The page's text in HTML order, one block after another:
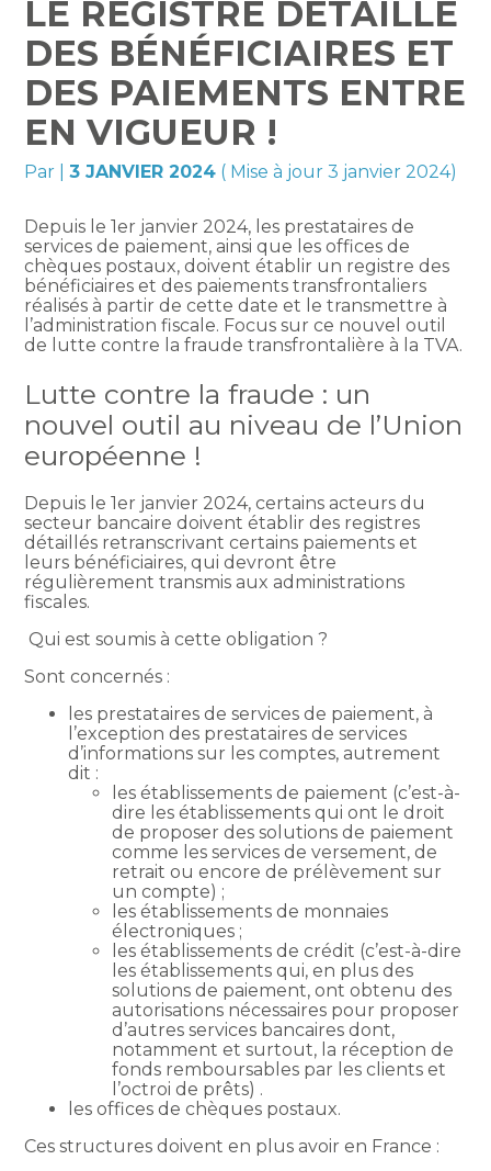
LE REGISTRE DÉTAILLÉ
DES BÉNÉFICIAIRES ET
DES PAIEMENTS ENTRE
EN VIGUEUR !
Par |3 JANVIER 2024 ( Mise à jour 3 janvier 2024)
Depuis le 1er janvier 2024, les prestataires de
services de paiement, ainsi que les offices de
chèques postaux, doivent établir un registre des
bénéficiaires et des paiements transfrontaliers
réalisés à partir de cette date et le transmettre à
l’administration fiscale. Focus sur ce nouvel outil
de lutte contre la fraude transfrontalière à la TVA.
Lutte contre la fraude : un
nouvel outil au niveau de l’Union
européenne !
Depuis le 1er janvier 2024, certains acteurs du
secteur bancaire doivent établir des registres
détaillés retranscrivant certains paiements et
leurs bénéficiaires, qui devront être
régulièrement transmis aux administrations
fiscales.
Qui est soumis à cette obligation ?
Sont concernés :
les prestataires de services de paiement, à
l’exception des prestataires de services
d’informations sur les comptes, autrement
dit :
les établissements de paiement (c’est-à-
dire les établissements qui ont le droit
de proposer des solutions de paiement
comme les services de versement, de
retrait ou encore de prélèvement sur
un compte) ;
les établissements de monnaies
électroniques ;
les établissements de crédit (c’est-à-dire
les établissements qui, en plus des
solutions de paiement, ont obtenu des
autorisations nécessaires pour proposer
d’autres services bancaires dont,
notamment et surtout, la réception de
fonds remboursables par les clients et
l’octroi de prêts) .
les offices de chèques postaux.
Ces structures doivent en plus avoir en France :